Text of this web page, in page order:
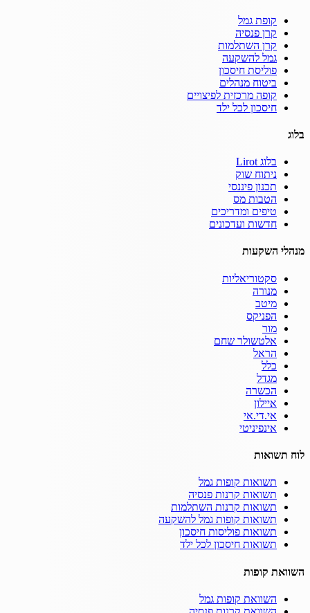
קופת גמל
קרן פנסיה
קרן השתלמות
גמל להשקעה
פוליסת חיסכון
ביטוח מנהלים
קופה מרכזית לפיצויים
חיסכון לכל ילד
בלוג
בלוג Lirot
ניתוח שוק
תכנון פיננסי
הטבות מס
טיפים ומדריכים
חדשות ועדכונים
מנהלי השקעות
סקטוריאליות
מנורה
מיטב
הפניקס
מור
אלטשולר שחם
הראל
כלל
מגדל
הכשרה
איילון
אי.די.אי
אינפיניטי
לוח תשואות
תשואות קופות גמל
תשואות קרנות פנסיה
תשואות קרנות השתלמות
תשואות קופות גמל להשקעה
תשואות פוליסות חיסכון
תשואות חיסכון לכל ילד
השוואת קופות
השוואת קופות גמל